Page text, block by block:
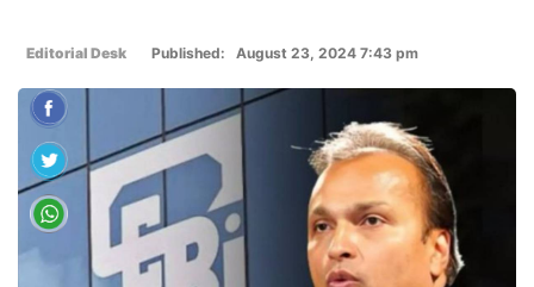
Editorial Desk Published: August 23, 2024 7:43 pm